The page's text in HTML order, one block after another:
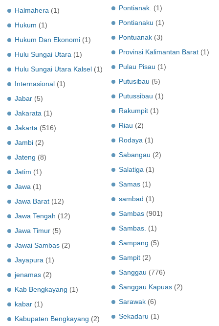
Halmahera (1)
Hukum (1)
Hukum Dan Ekonomi (1)
Hulu Sungai Utara (1)
Hulu Sungai Utara Kalsel (1)
Internasional (1)
Jabar (5)
Jakarata (1)
Jakarta (516)
Jambi (2)
Jateng (8)
Jatim (1)
Jawa (1)
Jawa Barat (12)
Jawa Tengah (12)
Jawa Timur (5)
Jawai Sambas (2)
Jayapura (1)
jenamas (2)
Kab Bengkayang (1)
kabar (1)
Kabupaten Bengkayang (2)
Pontianak. (1)
Pontianaku (1)
Pontuanak (3)
Provinsi Kalimantan Barat (1)
Pulau Pisau (1)
Putusibau (5)
Putussibau (1)
Rakumpit (1)
Riau (2)
Rodaya (1)
Sabangau (2)
Salatiga (1)
Samas (1)
sambad (1)
Sambas (901)
Sambas. (1)
Sampang (5)
Sampit (2)
Sanggau (776)
Sanggau Kapuas (2)
Sarawak (6)
Sekadaru (1)